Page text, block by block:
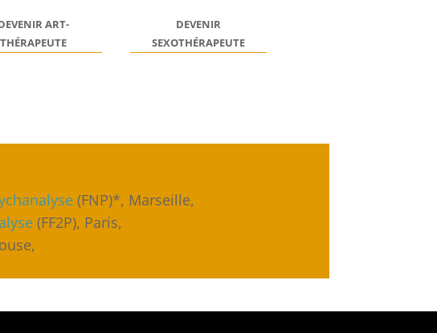
ART-
THÉRAPEUTE
DEVENIR
SEXOTHÉRAPEUTE
(FNP)*, Marseille,
(FF2P), Paris,